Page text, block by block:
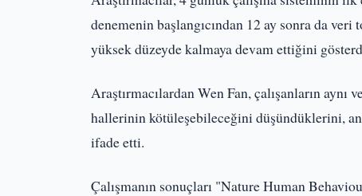
denemenin başlangıcından 12 ay sonra da
yüksek düzeyde kalmaya devam ettiğini
Araştırmacılardan Wen Fan, çalışanların
hallerinin kötüleşebileceğini düşündüklerini,
ifade etti.
Çalışmanın sonuçları "Nature Human